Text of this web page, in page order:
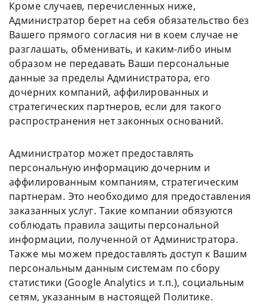
Кроме случаев, перечисленных ниже,
Администратор берет на себя обязательство без
Вашего прямого согласия ни в коем случае не
разглашать, обменивать, и каким-либо иным
образом не передавать Ваши персональные
данные за пределы Администратора, его
дочерних компаний, аффилированных и
стратегических партнеров, если для такого
распространения нет законных оснований.
Администратор может предоставлять
персональную информацию дочерним и
аффилированным компаниям, стратегическим
партнерам. Это необходимо для предоставления
заказанных услуг. Такие компании обязуются
соблюдать правила защиты персональной
информации, полученной от Администратора.
Также мы можем предоставлять доступ к Вашим
персональным данным системам по сбору
статистики (Google Analytics и т.п.), социальным
сетям, указанным в настоящей Политике.